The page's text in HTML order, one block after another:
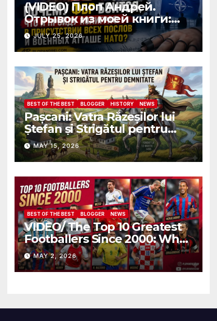
(VIDEO) Плоп Андрей.
Отрывок из моей книги:
Почему ФБР боится, что я
пройду полиграф в
присутствии всех послов и
военных атташе НАТО?
JULY 25, 2026
BEST OF THE BEST BLOGGER HISTORY NEWS
Pașcani: Vatra Răzeșilor lui
Ștefan și Strigătul pentru
Demnitate în Fața
Amalgamării
MAY 15, 2026
BEST OF THE BEST BLOGGER NEWS
VIDEO/ The Top 10 Greatest
Footballers Since 2000: Who
Is Number One
MAY 2, 2026